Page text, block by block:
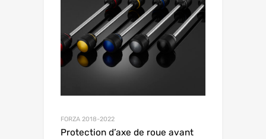
FORZA 2018-2022
Protection d’axe de roue avant